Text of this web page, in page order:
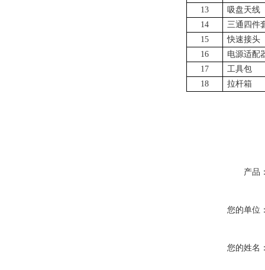
13
吸盘天线
14
三通四件
15
快速接头
16
电源适配
17 工具包
18
拉杆箱
产品
您的单位
您的姓名